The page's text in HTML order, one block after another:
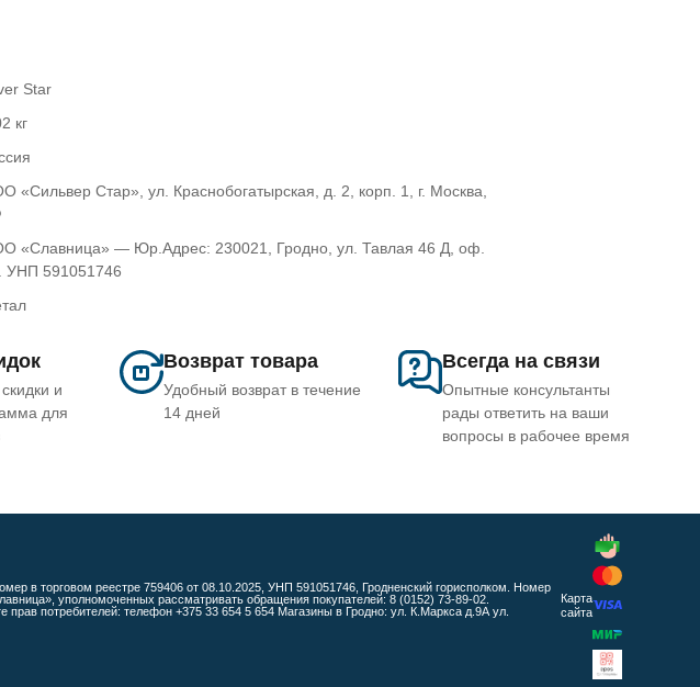
Star
кг
«Сильвер Стар», ул. Краснобогатырская, д. 2, корп. 1, г. Москва,
«Славница» — Юр.Адрес: 230021, Гродно, ул. Тавлая 46 Д, оф.
УНП 591051746
и
для
Возврат товара
Удобный возврат в течение
14 дней
Всегда на связи
Опытные консультанты
рады ответить на ваши
вопросы в рабочее время
в торговом реестре 759406 от 08.10.2025, УНП 591051746, Гродненский горисполком. Номер
уполномоченных рассматривать обращения покупателей: 8 (0152) 73-89-02.
потребителей: телефон +375 33 654 5 654 Магазины в Гродно: ул. К.Маркса д.9А ул.
Карта
сайта